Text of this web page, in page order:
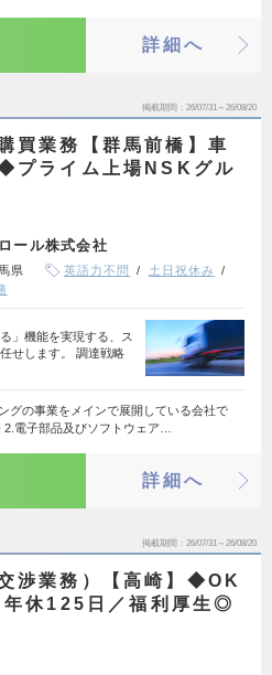
詳細へ
掲載期間 26/07/31～26/08/20
買業務【群馬前橋】車
プライム上場NSKグル
ール株式会社
県 英語力不問
土日祝休み
」機能を実現する、ス
せします。 調達戦略
グの事業をメインで展開している会社で
電子部品及びソフトウェア…
詳細へ
掲載期間 26/07/31～26/08/20
渉業務）【高崎】◆OK
年休125日／福利厚生◎